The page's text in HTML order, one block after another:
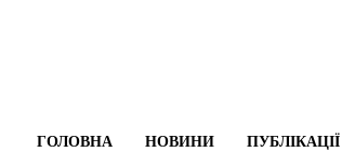
ГОЛОВНА НОВИНИ ПУБЛІКАЦІЇ